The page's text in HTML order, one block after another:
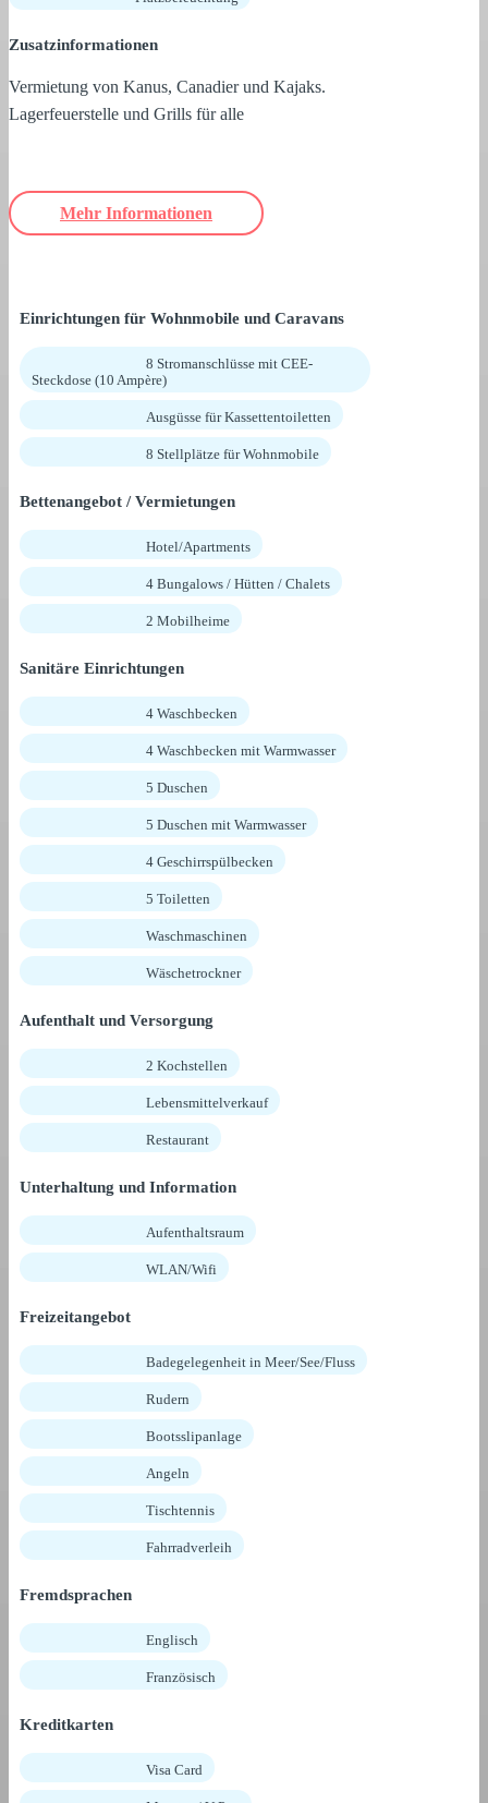
Zusatzinformationen
Vermietung von Kanus, Canadier und Kajaks.
Lagerfeuerstelle und Grills für alle
Mehr Informationen
Einrichtungen für Wohnmobile und Caravans
8 Stromanschlüsse mit CEE-
Steckdose (10 Ampère)
Ausgüsse für Kassettentoiletten
8 Stellplätze für Wohnmobile
Bettenangebot / Vermietungen
Hotel/Apartments
4 Bungalows / Hütten / Chalets
2 Mobilheime
Sanitäre Einrichtungen
4 Waschbecken
4 Waschbecken mit Warmwasser
5 Duschen
5 Duschen mit Warmwasser
4 Geschirrspülbecken
5 Toiletten
Waschmaschinen
Wäschetrockner
Aufenthalt und Versorgung
2 Kochstellen
Lebensmittelverkauf
Restaurant
Unterhaltung und Information
Aufenthaltsraum
WLAN/Wifi
Freizeitangebot
Badegelegenheit in Meer/See/Fluss
Rudern
Bootsslipanlage
Angeln
Tischtennis
Fahrradverleih
Fremdsprachen
Englisch
Französisch
Kreditkarten
Visa Card